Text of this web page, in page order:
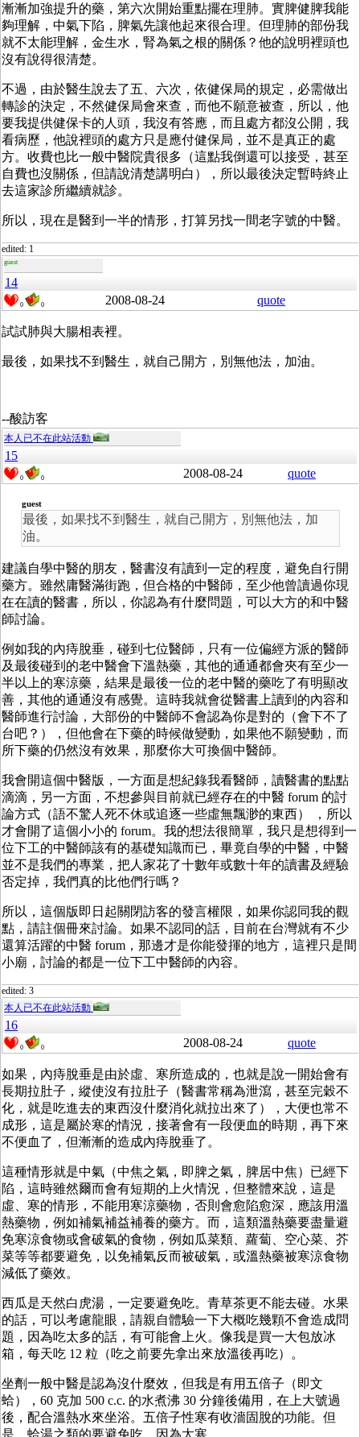
漸漸加強提升的藥，第六次開始重點擺在理肺。實脾健脾我能
夠理解，中氣下陷，脾氣先讓他起來很合理。但理肺的部份我
就不太能理解，金生水，腎為氣之根的關係？他的說明裡頭也
沒有說得很清楚。
不過，由於醫生說去了五、六次，依健保局的規定，必需做出
轉診的決定，不然健保局會來查，而他不願意被查，所以，他
要我提供健保卡的人頭，我沒有答應，而且處方都沒公開，我
看病歷，他說裡頭的處方只是應付健保局，並不是真正的處
方。收費也比一般中醫院貴很多（這點我倒還可以接受，甚至
自費也沒關係，但請說清楚講明白），所以最後決定暫時終止
去這家診所繼續就診。
所以，現在是醫到一半的情形，打算另找一間老字號的中醫。
edited: 1
guest
14
0 0 2008-08-24 quote
試試肺與大腸相表裡。
最後，如果找不到醫生，就自己開方，別無他法，加油。
--酸訪客
本人已不在此站活動
15
0 0 2008-08-24 quote
guest
最後，如果找不到醫生，就自己開方，別無他法，加
油。
建議自學中醫的朋友，醫書沒有讀到一定的程度，避免自行開
藥方。雖然庸醫滿街跑，但合格的中醫師，至少他曾讀過你現
在在讀的醫書，所以，你認為有什麼問題，可以大方的和中醫
師討論。
例如我的內痔脫垂，碰到七位醫師，只有一位偏經方派的醫師
及最後碰到的老中醫會下溫熱藥，其他的通通都會夾有至少一
半以上的寒涼藥，結果是最後一位的老中醫的藥吃了有明顯改
善，其他的通通沒有感覺。這時我就會從醫書上讀到的內容和
醫師進行討論，大部份的中醫師不會認為你是對的（會下不了
台吧？），但他會在下藥的時候做變動，如果他不願變動，而
所下藥的仍然沒有效果，那麼你大可換個中醫師。
我會開這個中醫版，一方面是想紀錄我看醫師，讀醫書的點點
滴滴，另一方面，不想參與目前就已經存在的中醫 forum 的討
論方式（語不驚人死不休或追逐一些虛無飄渺的東西） ，所以
才會開了這個小小的 forum。我的想法很簡單，我只是想得到一
位下工的中醫師該有的基礎知識而已，畢竟自學的中醫，中醫
並不是我們的專業，把人家花了十數年或數十年的讀書及經驗
否定掉，我們真的比他們行嗎？
所以，這個版即日起關閉訪客的發言權限，如果你認同我的觀
點，請註個冊來討論。如果不認同的話，目前在台灣就有不少
還算活躍的中醫 forum，那邊才是你能發揮的地方，這裡只是間
小廟，討論的都是一位下工中醫師的內容。
edited: 3
本人已不在此站活動
16
0 0 2008-08-24 quote
如果，內痔脫垂是由於虛、寒所造成的，也就是說一開始會有
長期拉肚子，縱使沒有拉肚子（醫書常稱為泄瀉，甚至完穀不
化，就是吃進去的東西沒什麼消化就拉出來了），大便也常不
成形，這是屬於寒的情況，接著會有一段便血的時期，再下來
不便血了，但漸漸的造成內痔脫垂了。
這種情形就是中氣（中焦之氣，即脾之氣，脾居中焦）已經下
陷，這時雖然爾而會有短期的上火情況，但整體來說，這是
虛、寒的情形，不能用寒涼藥物，否則會愈陷愈深，應該用溫
熱藥物，例如補氣補益補養的藥方。而，這類溫熱藥要盡量避
免寒涼食物或會破氣的食物，例如瓜菜類、蘿蔔、空心菜、芥
菜等等都要避免，以免補氣反而被破氣，或溫熱藥被寒涼食物
減低了藥效。
西瓜是天然白虎湯，一定要避免吃。青草茶更不能去碰。水果
的話，可以考慮龍眼，請親自體驗一下大概吃幾顆不會造成問
題，因為吃太多的話，有可能會上火。像我是買一大包放冰
箱，每天吃 12 粒（吃之前要先拿出來放溫後再吃）。
坐劑一般中醫是認為沒什麼效，但我是有用五倍子（即文
蛤），60 克加 500 c.c. 的水煮沸 30 分鐘後備用，在上大號過
後，配合溫熱水來坐浴。五倍子性寒有收濇固脫的功能。但